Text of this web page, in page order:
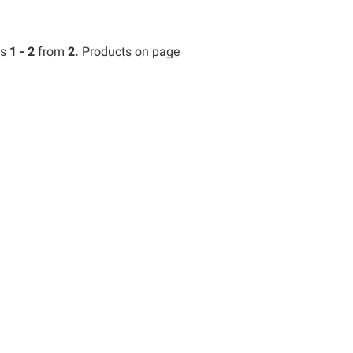
1 - 2from 2. Products on page